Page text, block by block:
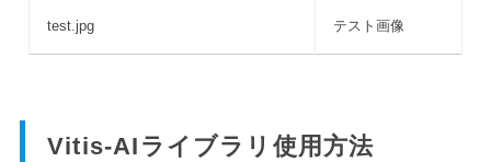
test.jpg テスト画像
Vitis-AIライブラリ使用方法